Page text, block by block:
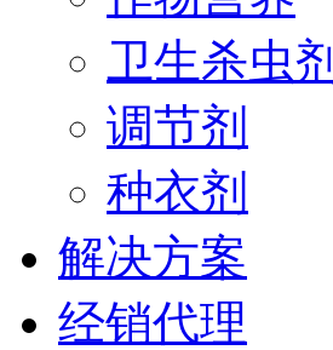
卫生杀虫剂
调节剂
种衣剂
解决方案
经销代理